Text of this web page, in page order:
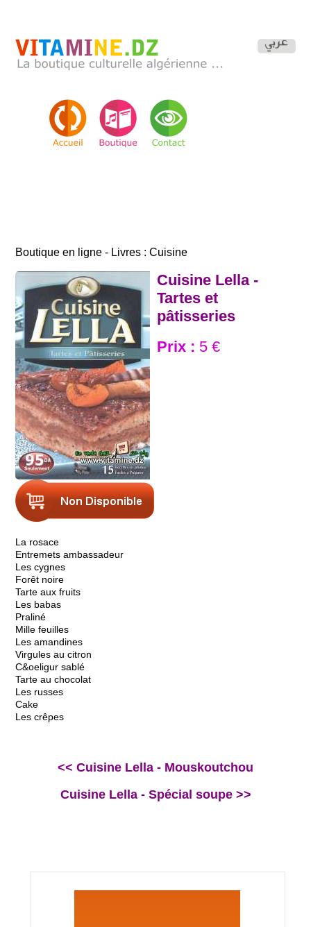
Boutique en ligne - Livres : Cuisine
Cuisine Lella -
Tartes et
pâtisseries
Prix : 5 €
La rosace
Entremets ambassadeur
Les cygnes
Forêt noire
Tarte aux fruits
Les babas
Praliné
Mille feuilles
Les amandines
Virgules au citron
C&oeligur sablé
Tarte au chocolat
Les russes
Cake
Les crêpes
<< Cuisine Lella - Mouskoutchou
Cuisine Lella - Spécial soupe >>